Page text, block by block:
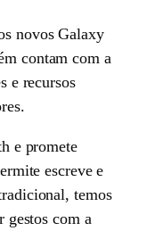
novos Galaxy
contam com a
e recursos
e promete
escreve e
temos
gestos com a